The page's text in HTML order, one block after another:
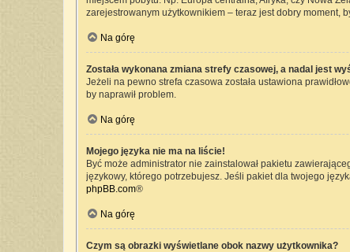
zarejestrowanym użytkownikiem – teraz jest dobry moment,
Na górę
Została wykonana zmiana strefy czasowej, a nadal jest
Jeżeli na pewno strefa czasowa została ustawiona
by naprawił problem.
Na górę
Mojego języka nie ma na liście!
Być może administrator nie zainstalował pakietu
językowy, którego potrzebujesz. Jeśli pakiet dla twojego
phpBB.com®
Na górę
Czym są obrazki wyświetlane obok nazwy użytkownika?